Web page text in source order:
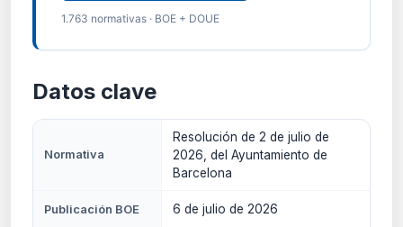
1.763 normativas · BOE + DOUE
Datos clave
Normativa
Resolución de 2 de julio de
2026, del Ayuntamiento de
Barcelona
Publicación BOE 6 de julio de 2026